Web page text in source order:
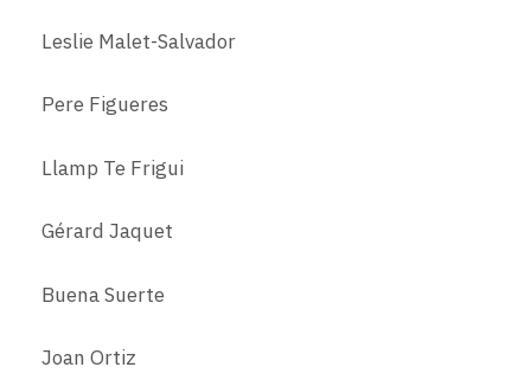
Leslie Malet-Salvador
Pere Figueres
Llamp Te Frigui
Gérard Jaquet
Buena Suerte
Joan Ortiz